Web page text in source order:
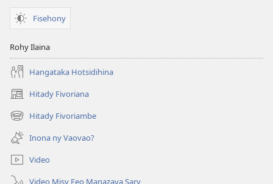
Fisehony
Rohy Ilaina
Hangataka Hotsidihina
Hitady Fivoriana
(manokatra
rohy) Hitady Fivoriambe
(manokatra
rohy) Inona ny Vaovao?
Video
Video Misy Feo Manazava Sary